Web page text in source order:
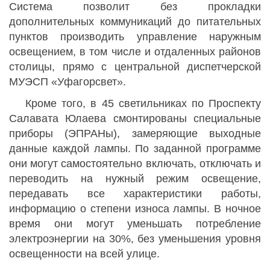
Система позволит без прокладки
дополнительных коммуникаций до питательных
пунктов производить управление наружным
освещением, в том числе и отдаленных районов
столицы, прямо с центральной диспетчерской
МУЭСП «Уфагорсвет».
Кроме того, в 45 светильниках по Проспекту
Салавата Юлаева смонтированы специальные
приборы (ЭПРАНы), замеряющие выходные
данные каждой лампы. По заданной программе
они могут самостоятельно включать, отключать и
переводить на нужный режим освещение,
передавать все характеристики работы,
информацию о степени износа лампы. В ночное
время они могут уменьшать потребление
электроэнергии на 30%, без уменьшения уровня
освещенности на всей улице.